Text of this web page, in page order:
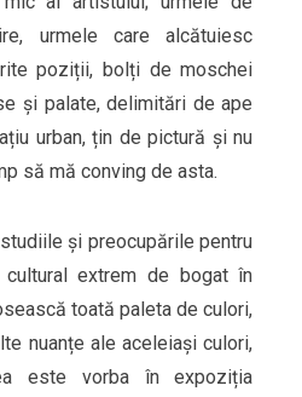
urmele care alcătuiesc
poziții, bolți de moschei
și palate, delimitări de ape
urban, țin de pictură și nu
să mă conving de asta.
și preocupările pentru
extrem de bogat în
toată paleta de culori,
nuanțe ale aceleiași culori,
este vorba în expoziția